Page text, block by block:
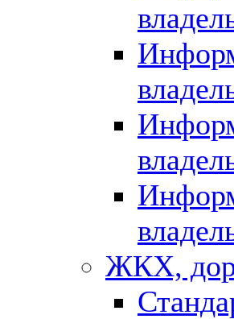
ЖКХ,